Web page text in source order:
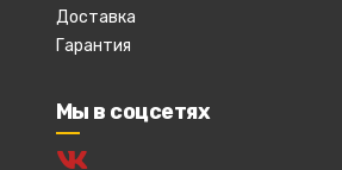
Доставка
Гарантия
Мы в соцсетях